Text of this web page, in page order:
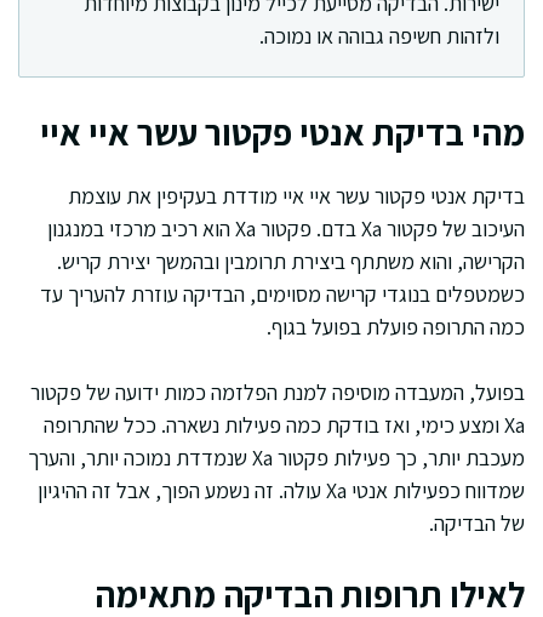
ולזהות חשיפה גבוהה או נמוכה.
מהי בדיקת אנטי פקטור עשר איי איי
בדיקת אנטי פקטור עשר איי איי מודדת בעקיפין את עוצמת
העיכוב של פקטור Xa בדם. פקטור Xa הוא רכיב מרכזי במנגנון
הקרישה, והוא משתתף ביצירת תרומבין ובהמשך יצירת קריש.
כשמטפלים בנוגדי קרישה מסוימים, הבדיקה עוזרת להעריך עד
כמה התרופה פועלת בפועל בגוף.
בפועל, המעבדה מוסיפה למנת הפלזמה כמות ידועה של פקטור
Xa ומצע כימי, ואז בודקת כמה פעילות נשארה. ככל שהתרופה
מעכבת יותר, כך פעילות פקטור Xa שנמדדת נמוכה יותר, והערך
שמדווח כפעילות אנטי Xa עולה. זה נשמע הפוך, אבל זה ההיגיון
של הבדיקה.
לאילו תרופות הבדיקה מתאימה